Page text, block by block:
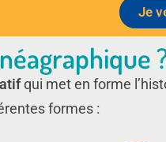
Je
qui met en forme
formes :